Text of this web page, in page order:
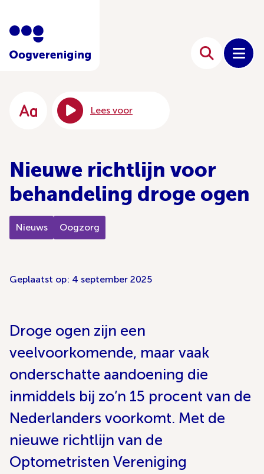
Lees voor
Nieuwe richtlijn voor
behandeling droge ogen
Nieuws Oogzorg
Geplaatst op: 4 september 2025
Droge ogen zijn een
veelvoorkomende, maar vaak
onderschatte aandoening die
inmiddels bij zo’n 15 procent van de
Nederlanders voorkomt. Met de
nieuwe richtlijn van de
Optometristen Vereniging